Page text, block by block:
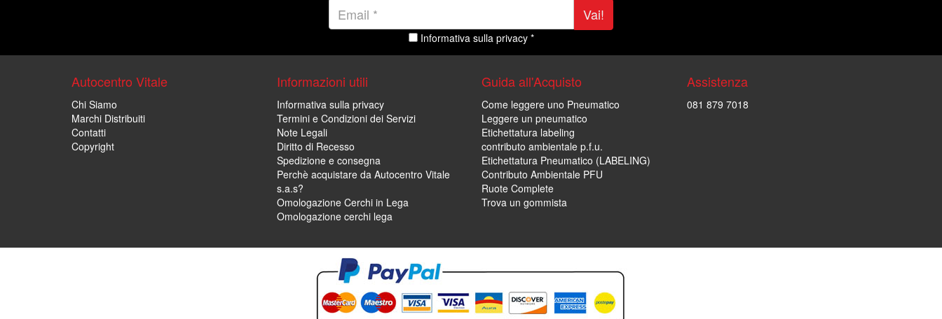
Vai!
Informativa sulla privacy *
Autocentro Vitale
Chi Siamo
Marchi Distribuiti
Contatti
Copyright
Informazioni utili
Informativa sulla privacy
Termini e Condizioni dei Servizi
Note Legali
Diritto di Recesso
Spedizione e consegna
Perchè acquistare da Autocentro Vitale
s.a.s?
Omologazione Cerchi in Lega
Omologazione cerchi lega
Guida all'Acquisto
Come leggere uno Pneumatico
Leggere un pneumatico
Etichettatura labeling
contributo ambientale p.f.u.
Etichettatura Pneumatico (LABELING)
Contributo Ambientale PFU
Ruote Complete
Trova un gommista
Assistenza
081 879 7018